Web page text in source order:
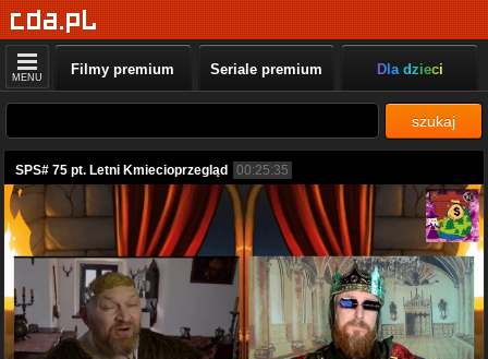
MENU Filmy premium Seriale premium Dla dzieci
szukaj
SPS# 75 pt. Letni Kmiecioprzegląd 00:25:35